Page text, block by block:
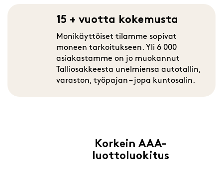
15 + vuotta kokemusta
Monikäyttöiset tilamme sopivat
moneen tarkoitukseen. Yli 6 000
asiakastamme on jo muokannut
Talliosakkeesta unelmiensa autotallin,
varaston, työpajan – jopa kuntosalin.
Korkein AAA-
luottoluokitus